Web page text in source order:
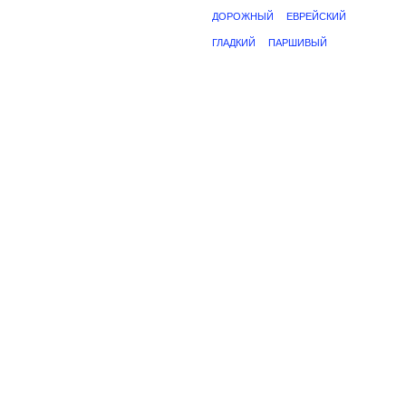
ДОРОЖНЫЙ ЕВРЕЙСКИЙ
ГЛАДКИЙ ПАРШИВЫЙ